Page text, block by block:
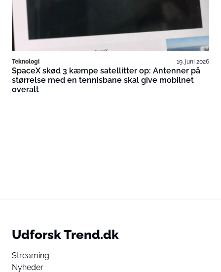
Teknologi 19. juni 2026
SpaceX skød 3 kæmpe satellitter op: Antenner på
størrelse med en tennisbane skal give mobilnet
overalt
Udforsk Trend.dk
Streaming
Nyheder